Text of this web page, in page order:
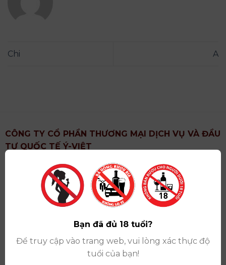
Chi A
CÔNG TY CỔ PHẦN THƯƠNG MẠI DỊCH VỤ VÀ ĐẦU
TƯ QUỐC TẾ Ý-VIỆT
: Khu 6, Xã Hoài Đức, Thành Phố Hà Nội
Showroom: Số 09 Phố Liễu Giai, Phường Ngọc Hà,
Thành Phố Hà Nội
Giấy ĐKKD số: 0102751615 do Sở Tài Chính Thành
Phố Hà Nội cấp lần đầu ngày 07/05/2008,đăng ký
thay đổi lần thứ 17 ngày 06/08/2025
Giấy phép Phân Phối Rượu số : 529/GP-BCT do Bộ
Công Thương cấp ngày 14/11/2022
Bạn đã đủ 18 tuổi?
Để truy cập vào trang web, vui lòng xác thực độ
tuổi của bạn!